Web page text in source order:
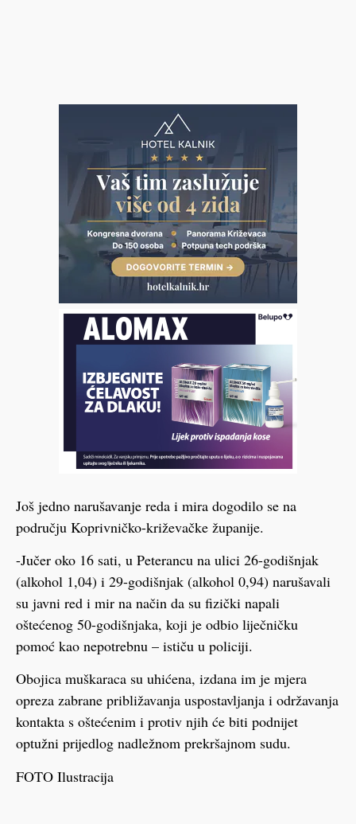
Još jedno narušavanje reda i mira dogodilo se na
području Koprivničko-križevačke županije.
-Jučer oko 16 sati, u Peterancu na ulici 26-godišnjak
(alkohol 1,04) i 29-godišnjak (alkohol 0,94) narušavali
su javni red i mir na način da su fizički napali
oštećenog 50-godišnjaka, koji je odbio liječničku
pomoć kao nepotrebnu – ističu u policiji.
Obojica muškaraca su uhićena, izdana im je mjera
opreza zabrane približavanja uspostavljanja i održavanja
kontakta s oštećenim i protiv njih će biti podnijet
optužni prijedlog nadležnom prekršajnom sudu.
FOTO Ilustracija